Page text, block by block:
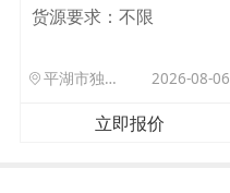
货源要求： 不限
平湖市独山港镇集港路 589 号 2026-08-06
立即报价